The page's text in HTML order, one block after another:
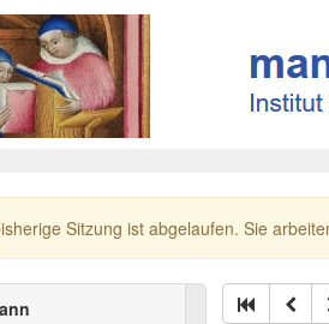
Sitzung ist abgelaufen. Sie